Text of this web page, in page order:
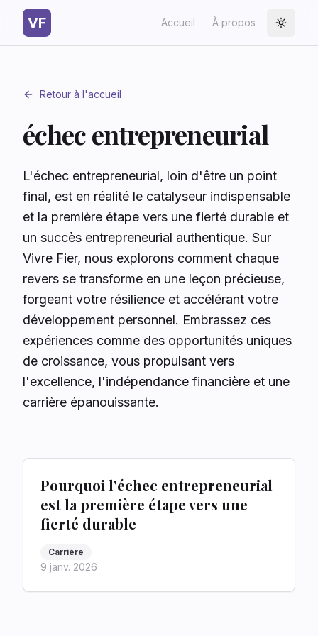
VF Accueil À propos Toggle
Retour à l'accueil
échec entrepreneurial
L'échec entrepreneurial, loin d'être un point
final, est en réalité le catalyseur indispensable
et la première étape vers une fierté durable et
un succès entrepreneurial authentique. Sur
Vivre Fier, nous explorons comment chaque
revers se transforme en une leçon précieuse,
forgeant votre résilience et accélérant votre
développement personnel. Embrassez ces
expériences comme des opportunités uniques
de croissance, vous propulsant vers
l'excellence, l'indépendance financière et une
carrière épanouissante.
Pourquoi l'échec entrepreneurial
est la première étape vers une
fierté durable
Carrière
9 janv. 2026